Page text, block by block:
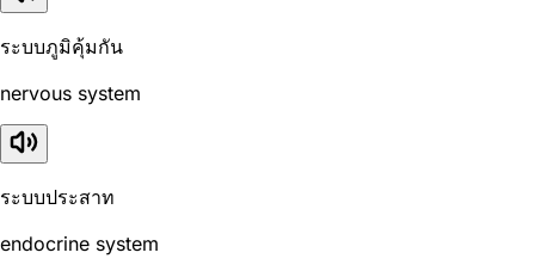
ระบบภูมิคุ้มกัน
nervous system
ระบบประสาท
endocrine system